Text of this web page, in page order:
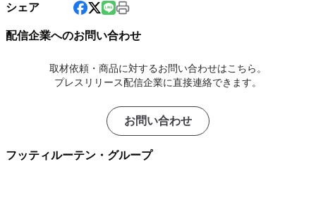
シェア
配信企業へのお問い合わせ
取材依頼・商品に対するお問い合わせはこちら。
プレスリリース配信企業に直接連絡できます。
お問い合わせ
フッティルーテン・グループ